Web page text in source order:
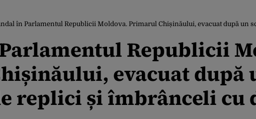
în Parlamentul Republicii Moldova. Primarul Chișinăului, evacuat după un
Republicii
evacuat după
replici și îmbrânceli cu